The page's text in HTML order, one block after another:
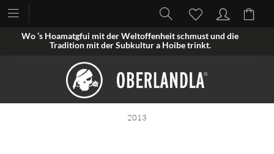
Wo ’s Hoamatgfui mit der Weltoffenheit schmust und die
Tradition mit der Subkultur a Hoibe trinkt.
2013